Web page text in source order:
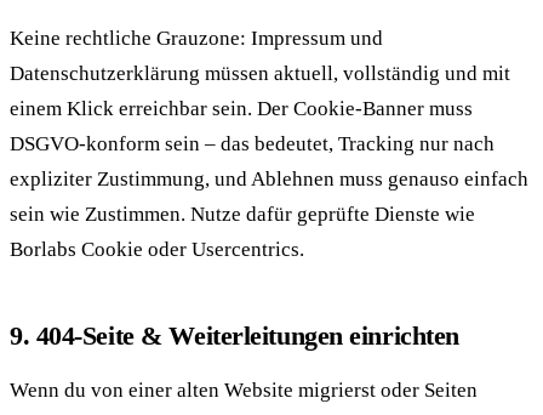
Keine rechtliche Grauzone: Impressum und
Datenschutzerklärung müssen aktuell, vollständig und mit
einem Klick erreichbar sein. Der Cookie-Banner muss
DSGVO-konform sein – das bedeutet, Tracking nur nach
expliziter Zustimmung, und Ablehnen muss genauso einfach
sein wie Zustimmen. Nutze dafür geprüfte Dienste wie
Borlabs Cookie oder Usercentrics.
9. 404-Seite & Weiterleitungen einrichten
Wenn du von einer alten Website migrierst oder Seiten